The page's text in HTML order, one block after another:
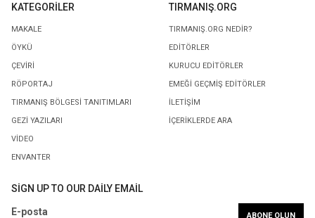
KATEGORILER
MAKALE
ÖYKÜ
ÇEVIRI
RÖPORTAJ
TIRMANIŞ BÖLGESI TANITIMLARI
GEZI YAZILARI
VIDEO
ENVANTER
TIRMANIŞ.ORG
TIRMANIŞ.ORG NEDIR?
EDITÖRLER
KURUCU EDITÖRLER
EMEĞI GEÇMIŞ EDITÖRLER
İLETİŞİM
İÇERIKLERDE ARA
SIGN UP TO OUR DAILY EMAIL
E-posta